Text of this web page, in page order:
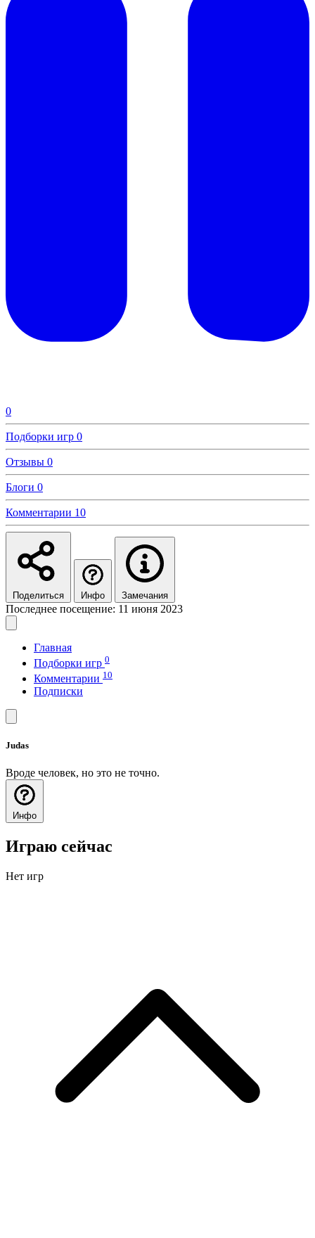
0
Подборки игр 0
Отзывы 0
Блоги 0
Комментарии 10
Поделиться Инфо Замечания
Последнее посещение: 11 июня 2023
Главная
Подборки игр 0
Комментарии 10
Подписки
Judas
Вроде человек, но это не точно.
Инфо
Играю сейчас
Нет игр